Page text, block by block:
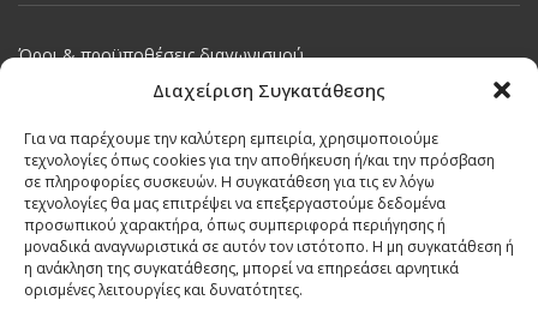
Διαχείριση Συγκατάθεσης
Για να παρέχουμε την καλύτερη εμπειρία, χρησιμοποιούμε
τεχνολογίες όπως cookies για την αποθήκευση ή/και την πρόσβαση
σε πληροφορίες συσκευών. Η συγκατάθεση για τις εν λόγω
τεχνολογίες θα μας επιτρέψει να επεξεργαστούμε δεδομένα
προσωπικού χαρακτήρα, όπως συμπεριφορά περιήγησης ή
μοναδικά αναγνωριστικά σε αυτόν τον ιστότοπο. Η μη συγκατάθεση ή
η ανάκληση της συγκατάθεσης, μπορεί να επηρεάσει αρνητικά
ορισμένες λειτουργίες και δυνατότητες.
Όροι & προϋποθέσεις διαγωνισμού
ΣΤΟΙΧΕΙΑ ΕΠΙΚΟΙΝΩΝΙΑΣ
Παπαναστασίου 209,
Θεσσαλονίκη, ΤΚ 542 50
Τηλ:231 030 9709,231 035 1630
Email:info@ecobuildings.gr
Email:eshop@ecobuildings.gr
ΟΡΟΙ ΧΡΗΣΗΣ